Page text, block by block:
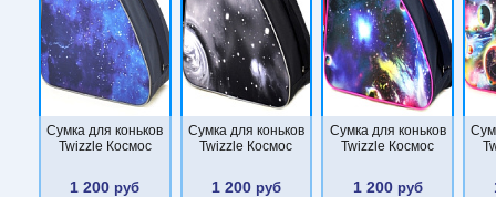
Сумка для коньков
Twizzle Космос
1 200 руб
Сумка для коньков
Twizzle Космос
1 200 руб
Сумка для коньков
Twizzle Космос
1 200руб